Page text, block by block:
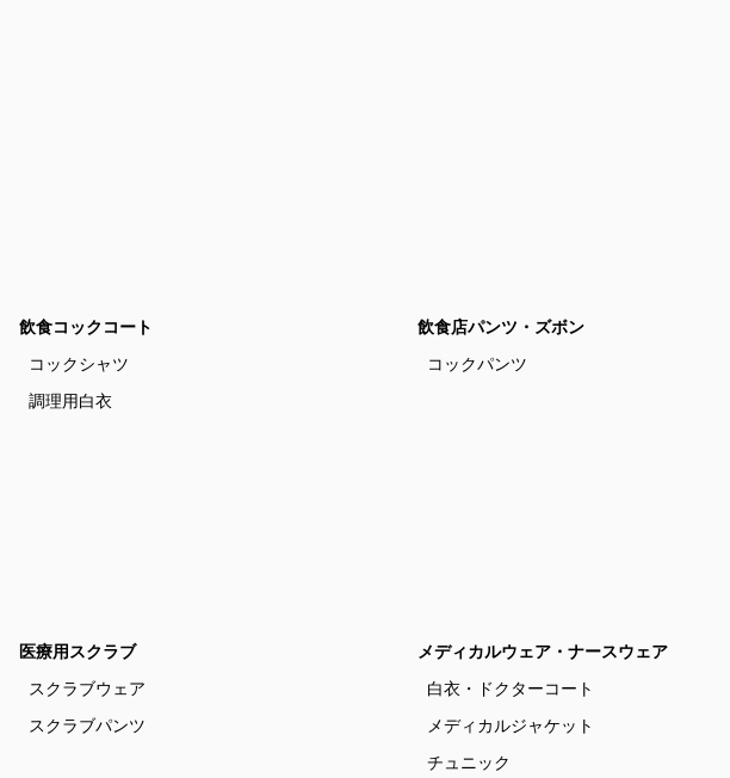
飲食コックコート
コックシャツ
調理用白衣
飲食店パンツ・ズボン
コックパンツ
医療用スクラブ
スクラブウェア
スクラブパンツ
メディカルウェア・ナースウェア
白衣・ドクターコート
メディカルジャケット
チュニック